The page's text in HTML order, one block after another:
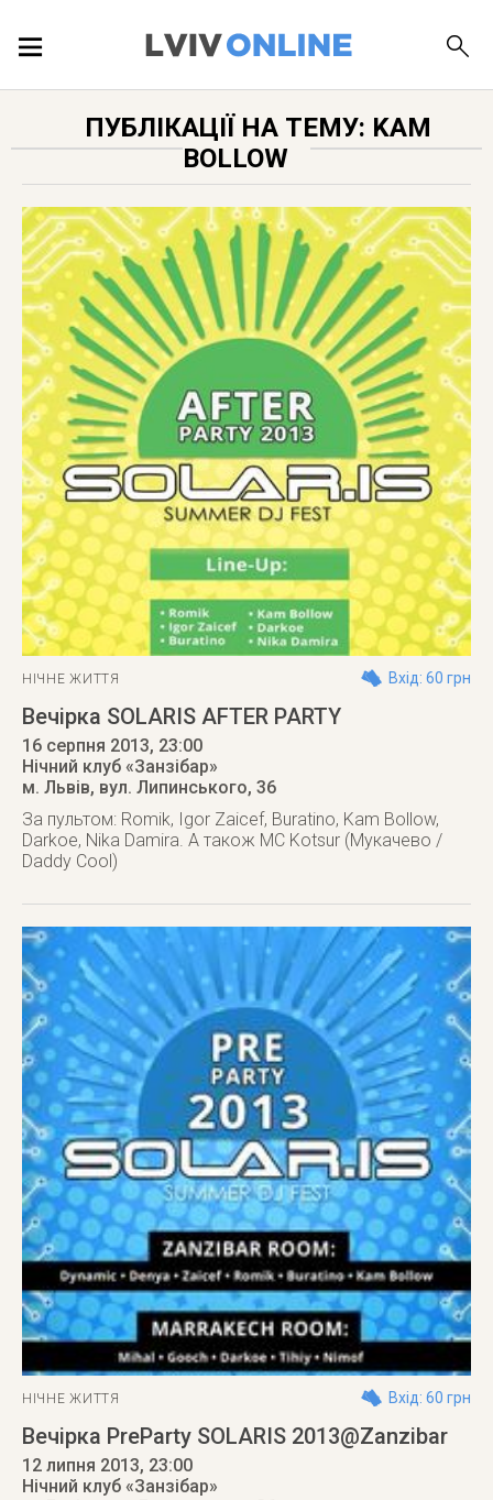
ПУБЛІКАЦІЇ
ДОВІДКА
ПУБЛІКАЦІЇ НА ТЕМУ: KAM
BOLLOW
НІЧНЕ ЖИТТЯ Вхід: 60 грн
Вечірка SOLARIS AFTER PARTY
16 серпня 2013, 23:00
Нічний клуб «Занзібар»
м. Львів, вул. Липинського, 36
За пультом: Romik, Igor Zaicef, Buratino, Kam Bollow,
Darkoe, Nika Damira. А також MC Kotsur (Мукачево /
Daddy Cool)
НІЧНЕ ЖИТТЯ Вхід: 60 грн
Вечірка PreParty SOLARIS 2013@Zanzibar
12 липня 2013, 23:00
Нічний клуб «Занзібар»